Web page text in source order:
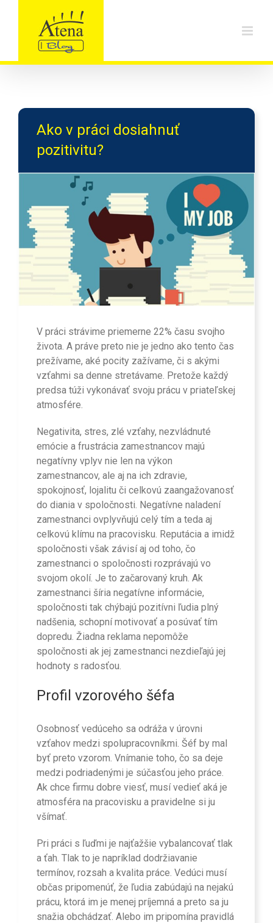
Ako v práci dosiahnuť
pozitivitu?
V práci strávime priemerne 22% času svojho
života. A práve preto nie je jedno ako tento čas
prežívame, aké pocity zažívame, či s akými
vzťahmi sa denne stretávame. Pretože každý
predsa túži vykonávať svoju prácu v priateľskej
atmosfére.
Negativita, stres, zlé vzťahy, nezvládnuté
emócie a frustrácia zamestnancov majú
negatívny vplyv nie len na výkon
zamestnancov, ale aj na ich zdravie,
spokojnosť, lojalitu či celkovú zaangažovanosť
do diania v spoločnosti. Negatívne naladení
zamestnanci ovplyvňujú celý tím a teda aj
celkovú klímu na pracovisku. Reputácia a imidž
spoločnosti však závisí aj od toho, čo
zamestnanci o spoločnosti rozprávajú vo
svojom okolí. Je to začarovaný kruh. Ak
zamestnanci šíria negatívne informácie,
spoločnosti tak chýbajú pozitívni ľudia plný
nadšenia, schopní motivovať a posúvať tím
dopredu. Žiadna reklama nepomôže
spoločnosti ak jej zamestnanci nezdieľajú jej
hodnoty s radosťou.
Profil vzorového šéfa
Osobnosť vedúceho sa odráža v úrovni
vzťahov medzi spolupracovníkmi. Šéf by mal
byť preto vzorom. Vnímanie toho, čo sa deje
medzi podriadenými je súčasťou jeho práce.
Ak chce firmu dobre viesť, musí vedieť aká je
atmosféra na pracovisku a pravidelne si ju
všímať.
Pri práci s ľuďmi je najťažšie vybalancovať tlak
a ťah. Tlak to je napríklad dodržiavanie
termínov, rozsah a kvalita práce. Vedúci musí
občas pripomenúť, že ľudia zabúdajú na nejakú
prácu, ktorá im je menej príjemná a preto sa ju
snažia obchádzať. Alebo im pripomína pravidlá